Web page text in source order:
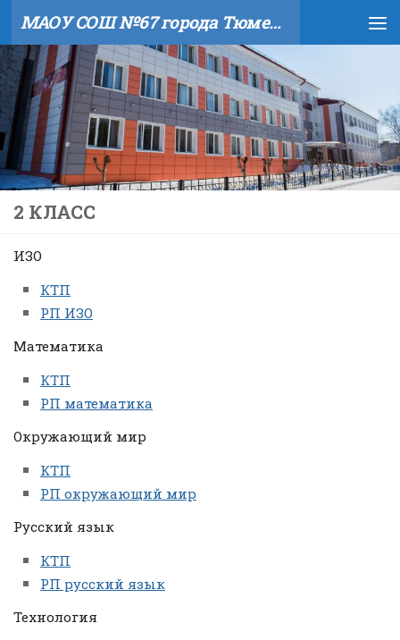
Skip to content МАОУ СОШ №67 города Тюмени
2 КЛАСС
ИЗО
КТП
РП ИЗО
Математика
КТП
РП математика
Окружающий мир
КТП
РП окружающий мир
Русский язык
КТП
РП русский язык
Технология